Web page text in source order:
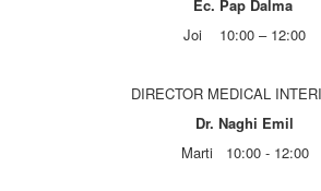
Ec. Pap Dalma
Joi 10:00 – 12:00
DIRECTOR MEDICAL
Dr. Naghi Emil
Marti 10:00 - 12:00